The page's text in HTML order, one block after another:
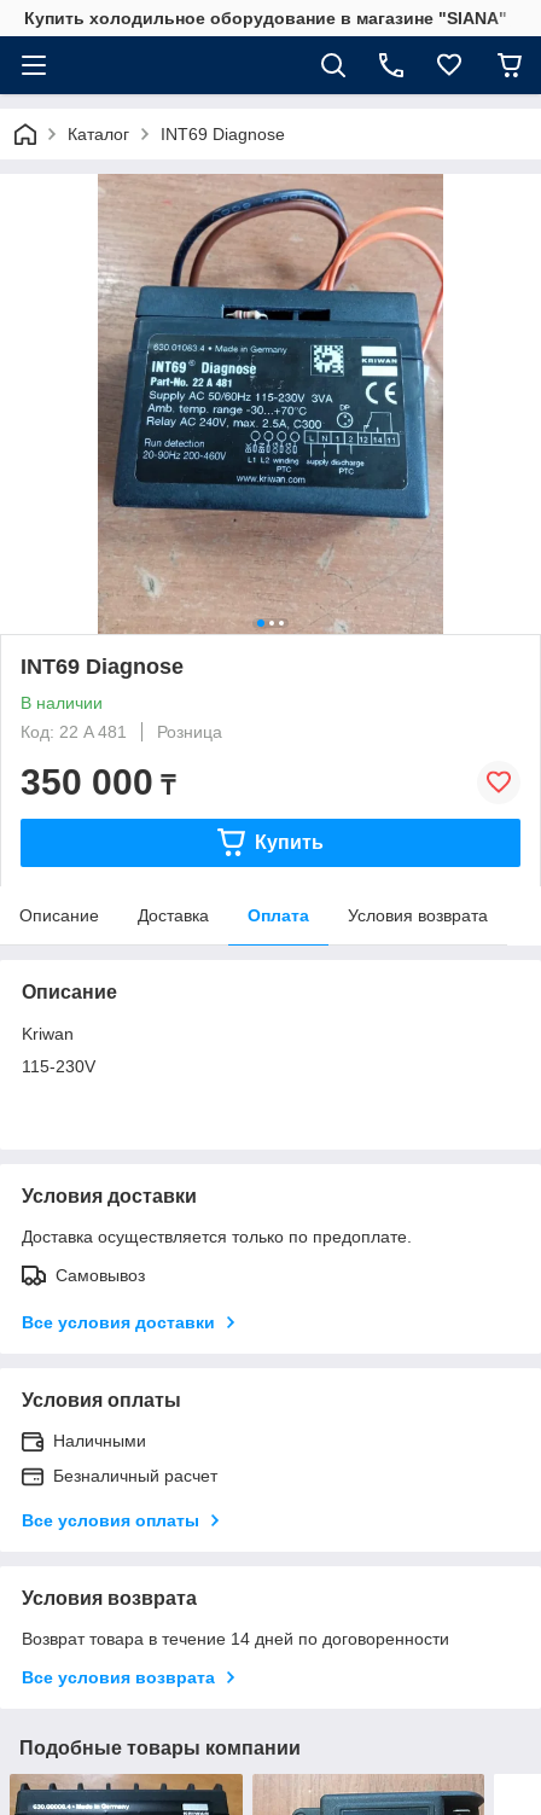
Купить холодильное оборудование в магазине "SIANA"
Каталог INT69 Diagnose
INT69 Diagnose
В наличии
Код: 22 A 481
Розница
350 000 ₸
Купить
Описание Доставка Оплата Условия возврата
Описание
Kriwan
115-230V
Условия доставки
Доставка осуществляется только по предоплате.
Самовывоз
Все условия доставки
Условия оплаты
Наличными
Безналичный расчет
Все условия оплаты
Условия возврата
Возврат товара в течение 14 дней по договоренности
Все условия возврата
Подобные товары компании